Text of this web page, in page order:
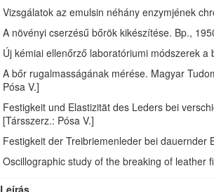
Vizsgálatok az emulsin néhány enzymjének
A növényi cserzésű bőrök kikészítése. Bp.,
Új kémiai ellenőrző laboratóriumi módszerek a
A bőr rugalmasságának mérése. Magyar
Pósa V.]
Festigkeit und Elastizität des Leders bei
[Társszerz.: Pósa V.]
Festigkeit der Treibriemenleder bei dauernder
Oscillographic study of the breaking of leather